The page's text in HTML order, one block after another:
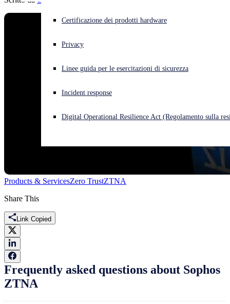
Cyberattacco in corso? Ottieni assistenza immediata
Open language switcher
Certificazione dei prodotti hardware
Privacy
Linee guida per le esercitazioni di sicurezza
Incident response
Digital Operational Resilience Act (Regolamento sulla
Products & ServicesZero TrustZTNA
Share This
Link Copied
Frequently asked questions about Sophos
ZTNA